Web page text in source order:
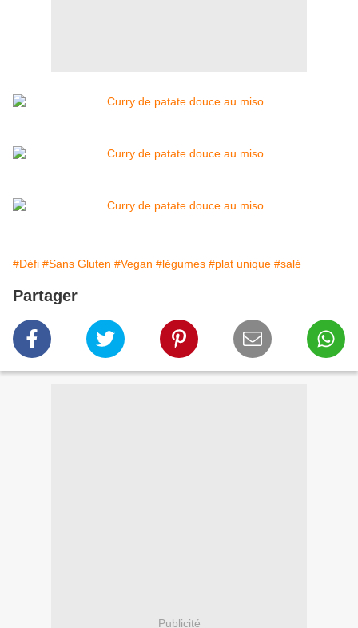
#Défi #Sans Gluten #Vegan #légumes #plat unique #salé
Partager
Publicité